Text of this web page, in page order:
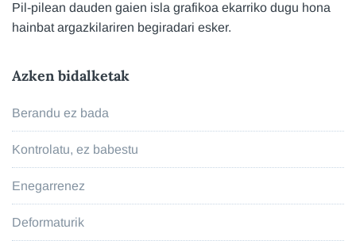
Pil-pilean dauden gaien isla grafikoa ekarriko dugu hona
hainbat argazkilariren begiradari esker.
Azken bidalketak
Berandu ez bada
Kontrolatu, ez babestu
Enegarrenez
Deformaturik